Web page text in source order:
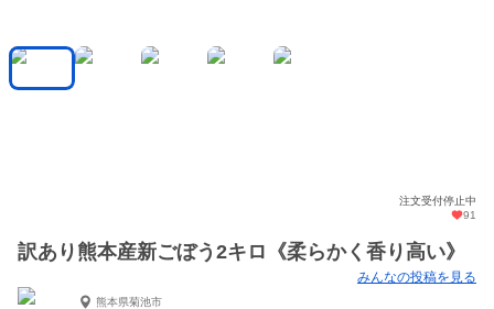
注文受付停止中
91
訳あり熊本産新ごぼう2キロ《柔らかく香り高い》
みんなの投稿を見る
熊本県菊池市